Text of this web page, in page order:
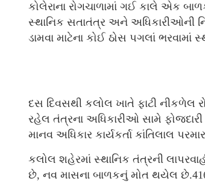
કોલેરાના રોગચાળામાં ગઈ કાલે એક
સ્થાનિક સતાતંત્ર અને અધિકારીઓની
ડામવા માટેના કોઈ ઠોસ પગલાં
દસ દિવસથી કલોલ ખાતે ફાટી નીકળેલ
રહેલ તંત્રના અધિકારીઓ સામે
માનવ અધિકાર કાર્યકર્તા કાંતિલાલ
કલોલ શહેરમાં સ્થાનિક તંત્રની
છે, નવ માસના બાળકનું મોત થયેલ છે.416